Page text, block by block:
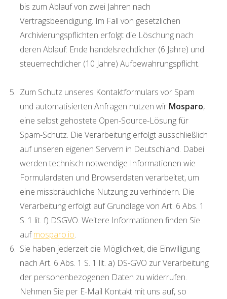
bis zum Ablauf von zwei Jahren nach
Vertragsbeendigung. Im Fall von gesetzlichen
Archivierungspflichten erfolgt die Löschung nach
deren Ablauf: Ende handelsrechtlicher (6 Jahre) und
steuerrechtlicher (10 Jahre) Aufbewahrungspflicht.
Zum Schutz unseres Kontaktformulars vor Spam
und automatisierten Anfragen nutzen wir Mosparo,
eine selbst gehostete Open-Source-Lösung für
Spam-Schutz. Die Verarbeitung erfolgt ausschließlich
auf unseren eigenen Servern in Deutschland. Dabei
werden technisch notwendige Informationen wie
Formulardaten und Browserdaten verarbeitet, um
eine missbräuchliche Nutzung zu verhindern. Die
Verarbeitung erfolgt auf Grundlage von Art. 6 Abs. 1
S. 1 lit. f) DSGVO. Weitere Informationen finden Sie
aufmosparo.io.
Sie haben jederzeit die Möglichkeit, die Einwilligung
nach Art. 6 Abs. 1 S. 1 lit. a) DS-GVO zur Verarbeitung
der personenbezogenen Daten zu widerrufen.
Nehmen Sie per E-Mail Kontakt mit uns auf, so